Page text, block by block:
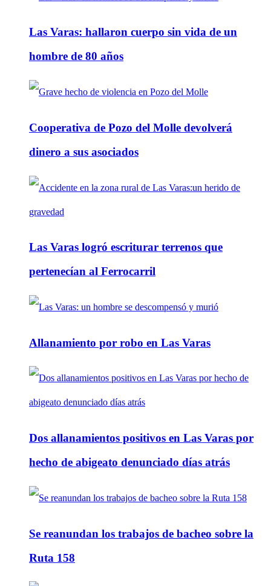
Las Varas: hallaron cuerpo sin vida de un
hombre de 80 años
Cooperativa de Pozo del Molle devolverá
dinero a sus asociados
Las Varas logró escriturar terrenos que
pertenecían al Ferrocarril
Allanamiento por robo en Las Varas
Dos allanamientos positivos en Las Varas por
hecho de abigeato denunciado días atrás
Se reanundan los trabajos de bacheo sobre la
Ruta 158